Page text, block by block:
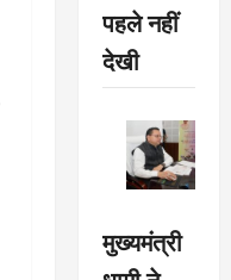
पहले नहीं
देखी
मुख्यमंत्री